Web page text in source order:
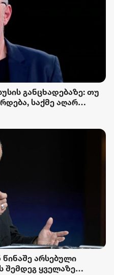
განცხადებაზე: თუ
საქმე აღარ
წინაშე არსებული
შემდეგ ყველაზე